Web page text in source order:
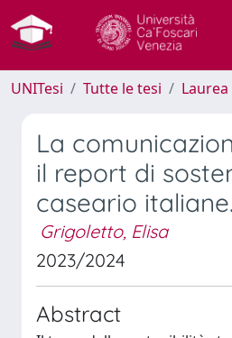
UNITesi Tutte le tesi
La
il report di
caseario italiane.
Grigoletto, Elisa
2023/2024
Abstract